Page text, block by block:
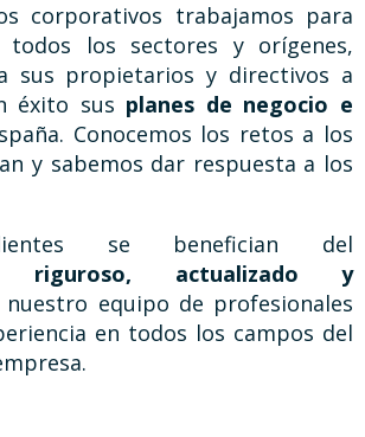
corporativos trabajamos para
todos los sectores y orígenes,
sus propietarios y directivos a
éxito sus planes de negocio e
Conocemos los retos a los
y sabemos dar respuesta a los
se benefician del
riguroso, actualizado y
nuestro equipo de profesionales
en todos los campos del